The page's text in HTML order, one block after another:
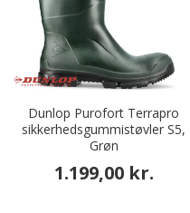
Dunlop Purofort Terrapro
sikkerhedsgummistøvler S5,
Grøn
1.199,00 kr.